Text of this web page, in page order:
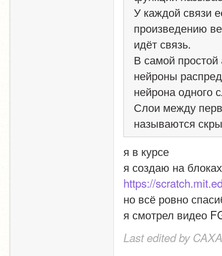
У каждой связи
произведению
идёт связь.
В самой простой
нейроны
нейрона одного
Слои между
называются
я в курсе
https://
но всё ровно
я смотрел видео
Last edited by